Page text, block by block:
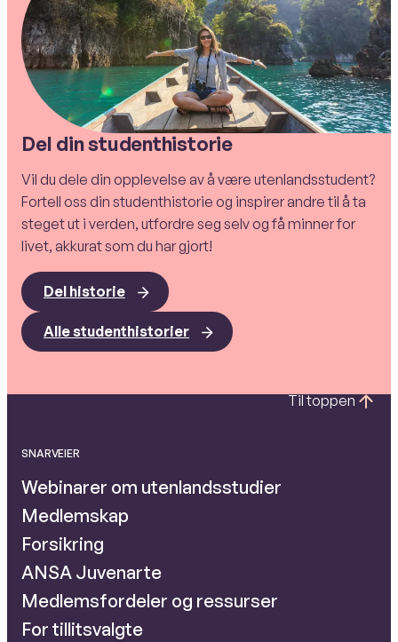
Del din studenthistorie
Vil du dele din opplevelse av å være utenlandsstudent?
Fortell oss din studenthistorie og inspirer andre til å ta
steget ut i verden, utfordre seg selv og få minner for
livet, akkurat som du har gjort!
Del historie
Alle studenthistorier
SNARVEIER
Webinarer om utenlandsstudier
Medlemskap
Forsikring
ANSA Juvenarte
Medlemsfordeler og ressurser
For tillitsvalgte
Til toppen